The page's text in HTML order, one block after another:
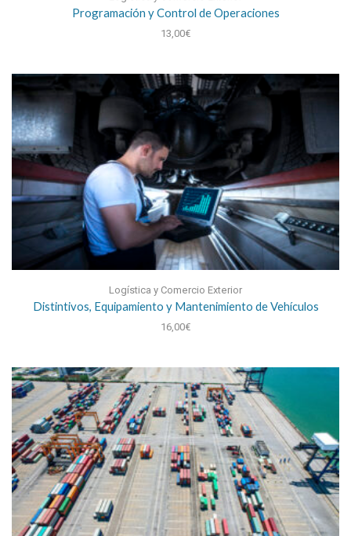
Programación y Control de Operaciones
13,00€
Logística y Comercio Exterior
Distintivos, Equipamiento y Mantenimiento de Vehículos
16,00€